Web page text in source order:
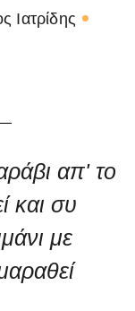
Ιατρίδης
απ' το
και συ
με